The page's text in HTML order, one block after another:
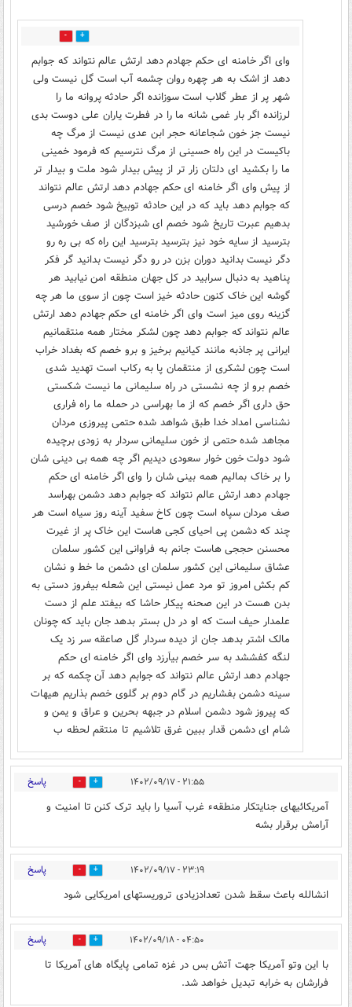
1
وای اگر خامنه ای حکم جهادم دهد ارتش عالم نتواند که جوابم
دهد از اشک به هر چهره روان چشمه آب است گل نیست ولی
شهر پر از عطر گلاب است سوزانده اگر حادثه پروانه ما را
لرزانده اگر بار غمی شانه ما را در فطرت یاران علی دوست بدی
نیست جز خون شجاعانه حجر ابن عدی نیست از مرگ چه
باکیست در این راه حسینی از مرگ نترسیم که فرمود خمینی
ما را بکشید ای دلتان زار تر از پیش بیدار شود ملت و بیدار تر
از پیش وای اگر خامنه ای حکم جهادم دهد ارتش عالم نتواند
که جوابم دهد باید که در این حادثه توبیخ شود خصم درسی
بدهیم عبرت تاریخ شود خصم ای شبزدگان از صف خورشید
بترسید از سایه خود نیز بترسید بترسید این راه که بی ره رو
دگر نیست بدانید دوران بزن در رو دگر نیست بدانید گر فکر
پناهید به دنبال سرابید در کل جهان منطقه امن نیابید هر
گوشه این خاک کنون حادثه خیز است چون از سوی ما هر چه
گزینه روی میز است وای اگر خامنه ای حکم جهادم دهد ارتش
عالم نتواند که جوابم دهد چون لشکر مختار همه منتقمانیم
ایرانی پر جاذبه مانند کیانیم برخیز و برو خصم که بغداد خراب
است چون لشکری از منتقمان پا به رکاب است تهدید شدی
خصم برو از چه نشستی در راه سلیمانی ما نیست شکستی
حق داری اگر خصم که از ما بهراسی در حمله ما راه فراری
نشناسی امداد خدا طبق شواهد شده حتمی پیروزی مردان
مجاهد شده حتمی از خون سلیمانی سردار به زودی برچیده
شود دولت خون خوار سعودی دیدیم اگر چه همه بی دینی شان
را بر خاک بمالیم همه بینی شان را وای اگر خامنه ای حکم
جهادم دهد ارتش عالم نتواند که جوابم دهد دشمن بهراسد
صف مردان سپاه است چون کاخ سفید آینه روز سیاه است هر
چند که دشمن پی احیای کجی هاست این خاک پر از غیرت
محسنن حججی هاست جانم به فراوانی این کشور سلمان
عشاق سلیمانی این کشور سلمان ای دشمن ما خط و نشان
کم بکش امروز تو مرد عمل نیستی این شعله بیفروز دستی به
بدن هست در این صحنه پیکار حاشا که بیفتد علم از دست
علمدار حیف است که او در دل بستر بدهد جان باید که چونان
مالک اشتر بدهد جان از دیده سردار گل صاعقه سر زد یک
لنگه کفششد به سر خصم بیاَرزد وای اگر خامنه ای حکم
جهادم دهد ارتش عالم نتواند که جوابم دهد آن چکمه که بر
سینه دشمن بفشاریم در گام دوم بر گلوی خصم بذاریم هیهات
که پیروز شود دشمن اسلام در جبهه بحرین و عراق و یمن و
شام ای دشمن قدار ببین غرق تلاشیم تا منتقم لحظه ب
۲۱:۵۵ - ۱۴۰۲/۰۹/۱۷ 3 پاسخ
آمریکائیهای جنایتکار منطقهء غرب آسیا را باید ترک کنن تا امنیت و
آرامش برقرار بشه
۲۳:۱۹ - ۱۴۰۲/۰۹/۱۷ 3 پاسخ
انشالله باعث سقط شدن تعدادزیادی تروریستهای امریکایی شود
۰۴:۵۰ - ۱۴۰۲/۰۹/۱۸ 3 پاسخ
با این وتو آمریکا جهت آتش بس در غزه تمامی پایگاه های آمریکا تا
فرارشان به خرابه تبدیل خواهد شد.